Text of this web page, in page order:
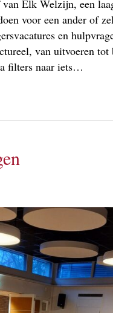
Elk Welzijn, een
voor een ander of
en
van uitvoeren
filters naar iets…